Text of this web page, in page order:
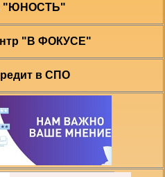
"ЮНОСТЬ"
"В ФОКУСЕ"
в СПО